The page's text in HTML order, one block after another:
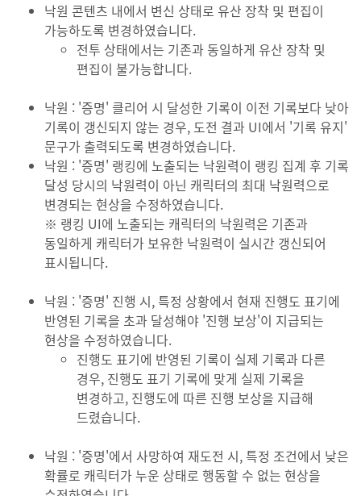
낙원 콘텐츠 내에서 변신 상태로 유산 장착 및 편집이
가능하도록 변경하였습니다.
전투 상태에서는 기존과 동일하게 유산 장착 및
편집이 불가능합니다.
낙원 : '증명' 클리어 시 달성한 기록이 이전 기록보다 낮아
기록이 갱신되지 않는 경우, 도전 결과 UI에서 '기록 유지'
문구가 출력되도록 변경하였습니다.
낙원 : '증명' 랭킹에 노출되는 낙원력이 랭킹 집계 후 기록
달성 당시의 낙원력이 아닌 캐릭터의 최대 낙원력으로
변경되는 현상을 수정하였습니다.
※ 랭킹 UI에 노출되는 캐릭터의 낙원력은 기존과
동일하게 캐릭터가 보유한 낙원력이 실시간 갱신되어
표시됩니다.
낙원 : '증명' 진행 시, 특정 상황에서 현재 진행도 표기에
반영된 기록을 초과 달성해야 '진행 보상'이 지급되는
현상을 수정하였습니다.
진행도 표기에 반영된 기록이 실제 기록과 다른
경우, 진행도 표기 기록에 맞게 실제 기록을
변경하고, 진행도에 따른 진행 보상을 지급해
드렸습니다.
낙원 : '증명'에서 사망하여 재도전 시, 특정 조건에서 낮은
확률로 캐릭터가 누운 상태로 행동할 수 없는 현상을